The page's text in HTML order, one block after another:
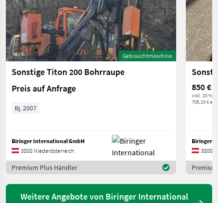
Gebrauchtmaschine
Sonstige Titon 200 Bohrraupe
Preis auf Anfrage
Bj. 2007
Biringer International GmbH
3800 Niederösterreich
Premium Plus Händler
850 €
inkl. 20 %
708,33 €
Biringer
3800
Weitere Angebote von Biringer International